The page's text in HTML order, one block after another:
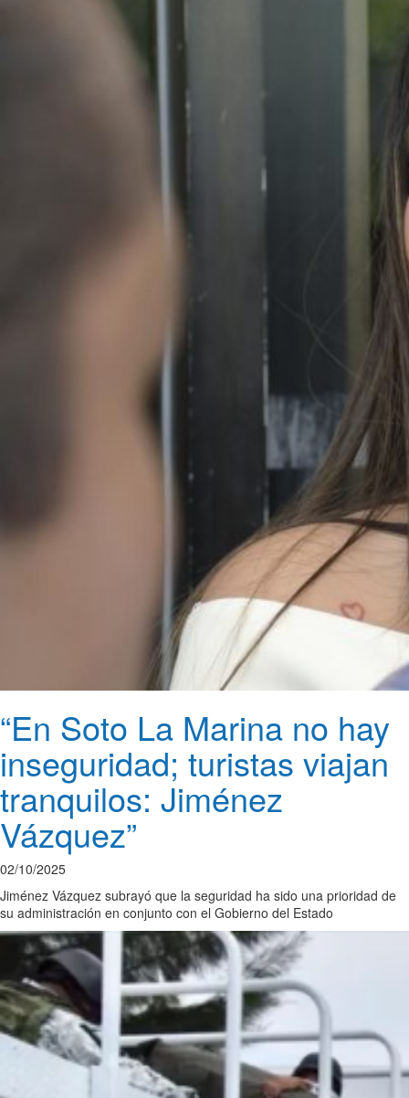
“En Soto La Marina no hay
inseguridad; turistas viajan
tranquilos: Jiménez
Vázquez”
02/10/2025
Jiménez Vázquez subrayó que la seguridad ha sido una prioridad de
su administración en conjunto con el Gobierno del Estado